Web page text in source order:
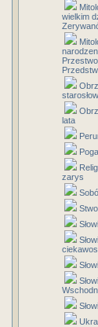
wielkim
lata
zarys